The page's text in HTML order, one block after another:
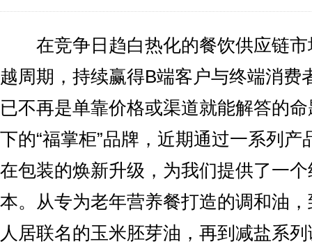
在竞争日趋白热化的餐饮供应链市
越周期，持续赢得B端客户与终端消费
已不再是单靠价格或渠道就能解答的
下的“福掌柜”品牌，近期通过一系列产
在包装的焕新升级，为我们提供了一
本。从专为老年营养餐打造的调和油
人居联名的玉米胚芽油，再到减盐系